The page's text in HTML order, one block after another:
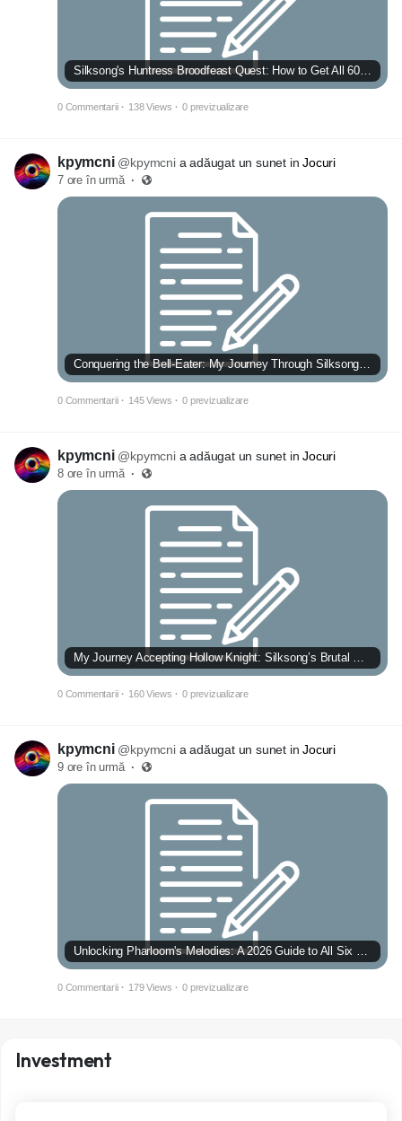
0 Commentarii · 138 Views · 0 previzualizare
kpymcni @kpymcni a adăugat un sunet inJocuri
7 ore în urmă ·
0 Commentarii · 145 Views · 0 previzualizare
kpymcni @kpymcni a adăugat un sunet inJocuri
8 ore în urmă ·
0 Commentarii · 160 Views · 0 previzualizare
kpymcni @kpymcni a adăugat un sunet inJocuri
9 ore în urmă ·
0 Commentarii · 179 Views · 0 previzualizare
Investment